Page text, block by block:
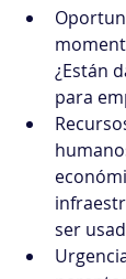
¿Están
para
ser